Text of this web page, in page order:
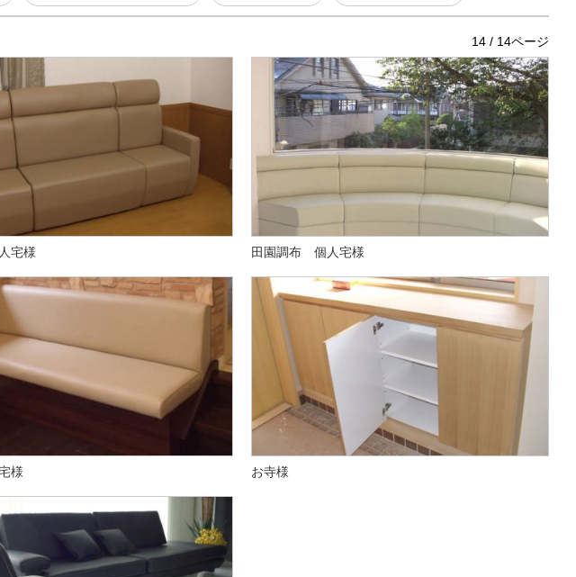
14 / 14ページ
宅様 田園調布 個人宅様
様 お寺様